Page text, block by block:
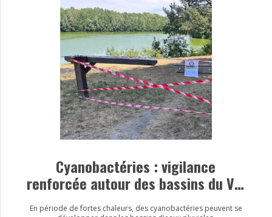
Cyanobactéries : vigilance
renforcée autour des bassins du Val
d’Europe
En période de fortes chaleurs, des cyanobactéries peuvent se